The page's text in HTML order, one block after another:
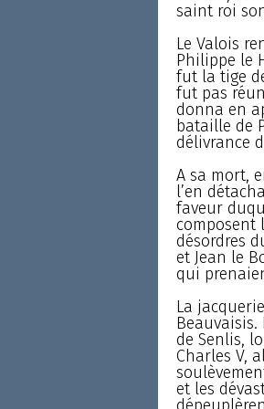
saint roi
Le Valois
Philippe le
fut la tige
fut pas
donna en
bataille de
délivrance
A sa mort,
l’en
faveur
composent
désordres
et Jean le
qui
La
de Senlis,
Charles V,
et les